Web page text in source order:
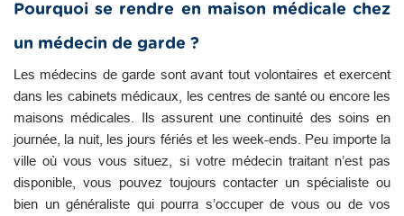
Pourquoi se rendre en maison médicale chez
un médecin de garde ?
Les médecins de garde sont avant tout volontaires et exercent
dans les cabinets médicaux, les centres de santé ou encore les
maisons médicales. Ils assurent une continuité des soins en
journée, la nuit, les jours fériés et les week-ends. Peu importe la
ville où vous vous situez, si votre médecin traitant n’est pas
disponible, vous pouvez toujours contacter un spécialiste ou
bien un généraliste qui pourra s’occuper de vous ou de vos